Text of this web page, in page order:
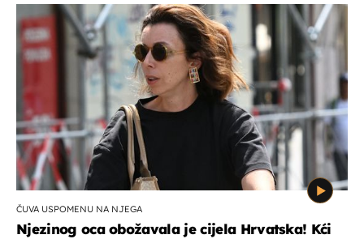
ČUVA USPOMENU NA NJEGA
Njezinog oca obožavala je cijela Hrvatska! Kći